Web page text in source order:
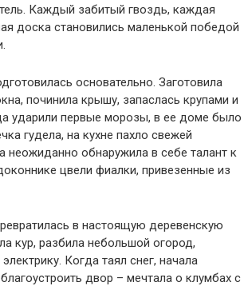
Каждый забитый гвоздь, каждая
доска становились маленькой победой
основательно. Заготовила
починила крышу, запаслась крупами и
ударили первые морозы, в ее доме было
гудела, на кухне пахло свежей
неожиданно обнаружила в себе талант к
цвели фиалки, привезенные из
в настоящую деревенскую
кур, разбила небольшой огород,
Когда таял снег, начала
двор – мечтала о клумбах с